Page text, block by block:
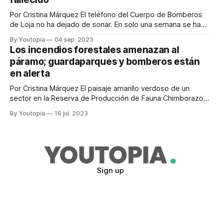
Por Cristina Márquez El teléfono del Cuerpo de Bomberos
de Loja no ha dejado de sonar. En solo una semana se han
cuatro de menor intensidad y decenas de conatos. Mario
Benavides, director de Gestión de Riesgos en la zona 7,
dice que
By Youtopia 04 sep. 2023
Los incendios forestales amenazan al
páramo; guardaparques y bomberos están
en alerta
Por Cristina Márquez El paisaje amarillo verdoso de un
sector en la Reserva de Producción de Fauna Chimborazo,
altos, chuquirahuas, orejas de conejo y otras plantas nativas
By Youtopia 16 jul. 2023
Sign up